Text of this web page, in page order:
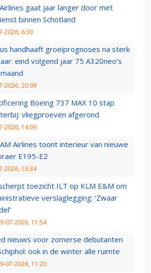
gaat jaar langer door met
binnen Schotland
2026, 6:30
handhaaft groeiprognoses na sterk
eind volgend jaar 75 A320neo’s
2026, 20:09
Boeing 737 MAX 10 stap
vliegproeven afgerond
2026, 14:09
Airlines toont interieur van nieuwe
E195-E2
2026, 13:34
toezicht ILT op KLM E&M om
verslaglegging: ‘Zwaar
07-2026, 11:54
nieuws voor zomerse debutanten
ook in de winter alle ruimte
07-2026, 11:20